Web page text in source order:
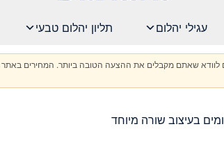
עגילי יהלום תליון יהלום טבעי
לוודא שאתם מקבלים את ההצעה הטובה ביותר. המחירים
בעיצוב שורה מיוחד